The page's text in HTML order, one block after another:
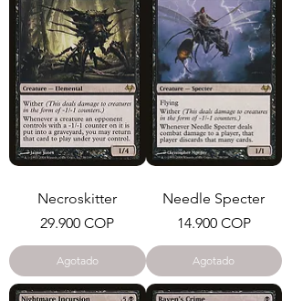
Necroskitter
Precio
29.900 COP
Agotado
Needle Specter
Precio
14.900 COP
Agotado